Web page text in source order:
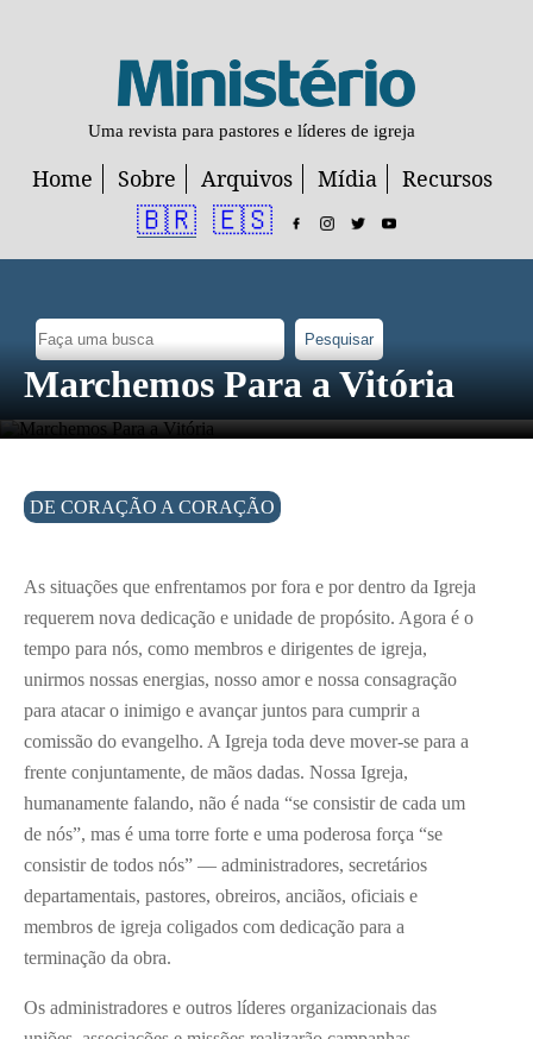
Uma revista para pastores e líderes de igreja
Home Sobre Arquivos Mídia Recursos
🇧🇷 🇪🇸
Pesquisar
Marchemos Para a Vitória
DE CORAÇÃO A CORAÇÃO
As situações que enfrentamos por fora e por dentro da Igreja
requerem nova dedicação e unidade de propósito. Agora é o
tempo para nós, como membros e dirigentes de igreja,
unirmos nossas energias, nosso amor e nossa consagração
para atacar o inimigo e avançar juntos para cumprir a
comissão do evangelho. A Igreja toda deve mover-se para a
frente conjuntamente, de mãos dadas. Nossa Igreja,
humanamente falando, não é nada “se consistir de cada um
de nós”, mas é uma torre forte e uma poderosa força “se
consistir de todos nós” — administradores, secretários
departamentais, pastores, obreiros, anciãos, oficiais e
membros de igreja coligados com dedicação para a
terminação da obra.
Os administradores e outros líderes organizacionais das